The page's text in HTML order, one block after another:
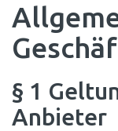
§ 1
Anbieter